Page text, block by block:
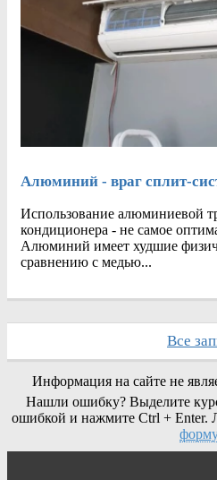
Алюминий - враг сплит-
Использование алюминиевой
кондиционера - не самое
Алюминий имеет худшие
сравнению с медью...
Все
Информация на сайте не
Нашли ошибку? Выделите
ошибкой и нажмите Ctrl + Enter.
форму